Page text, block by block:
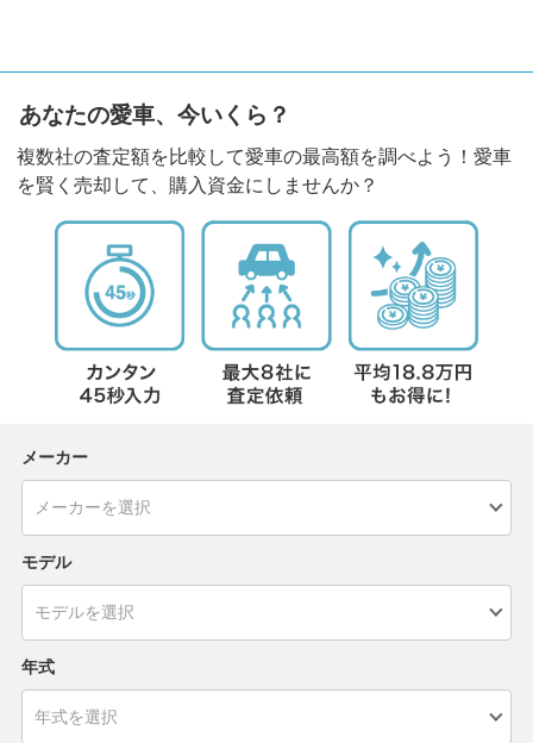
あなたの愛車、今いくら？
複数社の査定額を比較して愛車の最高額を調べよう！愛車
を賢く売却して、購入資金にしませんか？
メーカー
モデル
年式